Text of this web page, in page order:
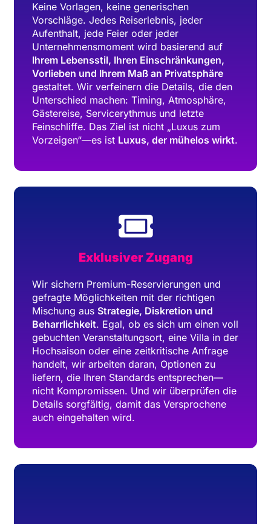
Keine Vorlagen, keine generischen
Vorschläge. Jedes Reiserlebnis, jeder
Aufenthalt, jede Feier oder jeder
Unternehmensmoment wird basierend auf
Ihrem Lebensstil, Ihren Einschränkungen,
Vorlieben und Ihrem Maß an Privatsphäre
gestaltet. Wir verfeinern die Details, die den
Unterschied machen: Timing, Atmosphäre,
Gästereise, Servicerythmus und letzte
Feinschliffe. Das Ziel ist nicht „Luxus zum
Vorzeigen“—es ist Luxus, der mühelos wirkt.
Exklusiver Zugang
Wir sichern Premium-Reservierungen und
gefragte Möglichkeiten mit der richtigen
Mischung aus Strategie, Diskretion und
Beharrlichkeit. Egal, ob es sich um einen voll
gebuchten Veranstaltungsort, eine Villa in der
Hochsaison oder eine zeitkritische Anfrage
handelt, wir arbeiten daran, Optionen zu
liefern, die Ihren Standards entsprechen—
nicht Kompromissen. Und wir überprüfen die
Details sorgfältig, damit das Versprochene
auch eingehalten wird.